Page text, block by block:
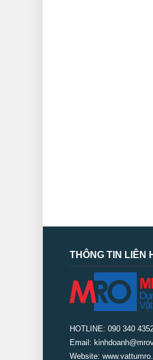
THÔNG TIN LIÊN
HOTLINE: 090 340
Email:
Website: